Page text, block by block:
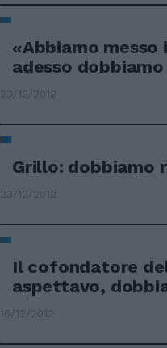
«Abbiamo messo
adesso
23/12/2012
Grillo: dobbiamo
23/12/2012
Il cofondatore
aspettavo,
16/12/2012